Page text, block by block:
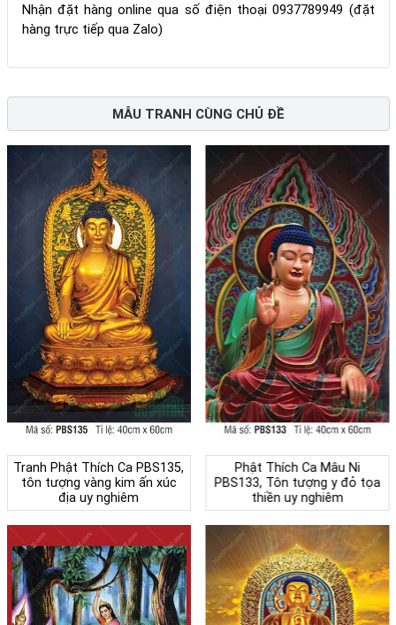
Nhận đặt hàng online qua số điện thoại 0937789949 (đặt
hàng trực tiếp qua Zalo)
MẪU TRANH CÙNG CHỦ ĐỀ
Tranh Phật Thích Ca PBS135,
tôn tượng vàng kim ấn xúc
địa uy nghiêm
Phật Thích Ca Mâu Ni
PBS133, Tôn tượng y đỏ tọa
thiền uy nghiêm